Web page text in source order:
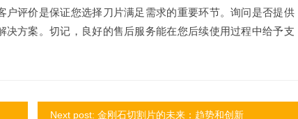
评价是保证您选择刀片满足需求的重要环节。询问是否提供
方案。切记，良好的售后服务能在您后续使用过程中给予支
Next post: 金刚石切割片的未来：趋势和创新